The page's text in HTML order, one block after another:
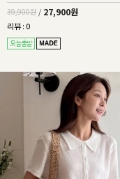
39,900원 / 27,900원
리뷰 : 0